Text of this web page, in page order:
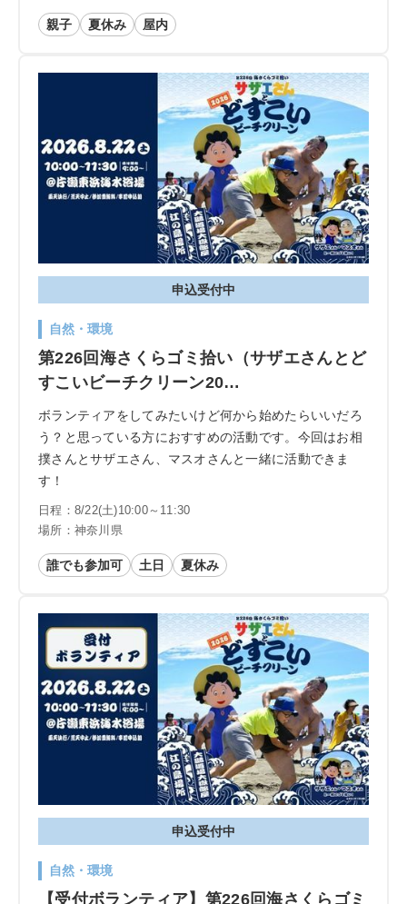
親子 夏休み 屋内
申込受付中
自然・環境
第226回海さくらゴミ拾い（サザエさんとど
すこいビーチクリーン20…
ボランティアをしてみたいけど何から始めたらいいだろ
う？と思っている方におすすめの活動です。今回はお相
撲さんとサザエさん、マスオさんと一緒に活動できま
す！
日程：8/22(土)10:00～11:30
場所：神奈川県
誰でも参加可 土日 夏休み
申込受付中
自然・環境
【受付ボランティア】第226回海さくらゴミ